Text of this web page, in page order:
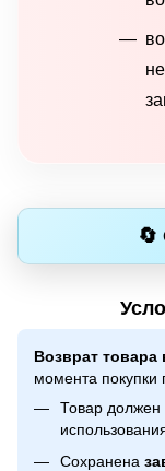
Возврат товара
момента
Товар должен
Сохранена